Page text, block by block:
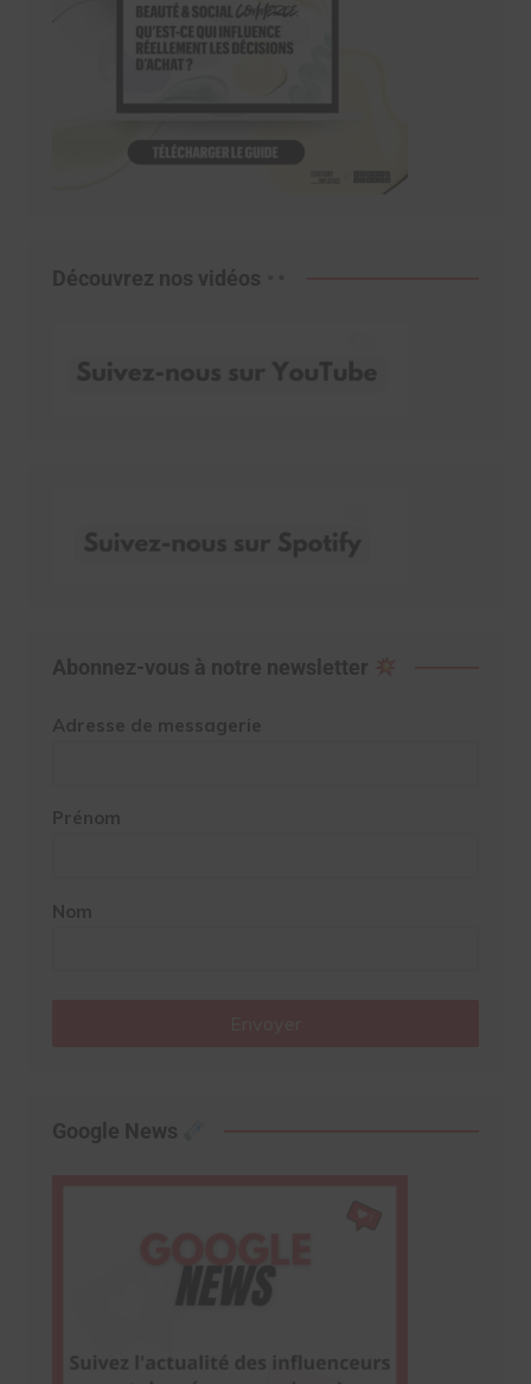
Découvrez nos vidéos
Abonnez-vous à notre newsletter
Adresse de messagerie
Prénom
Nom
Google News